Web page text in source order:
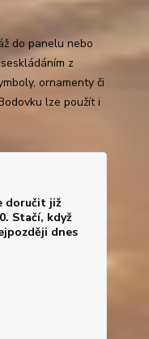
do panelu nebo
z
ornamenty či
lze použít i
doručit již
Stačí, když
dnes